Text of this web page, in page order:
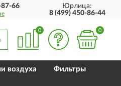
ПО ВСЕЙ РОССИИ
87-66
Юрлица:
8 (499) 450-86-44
0 0
воздуха Фильтры